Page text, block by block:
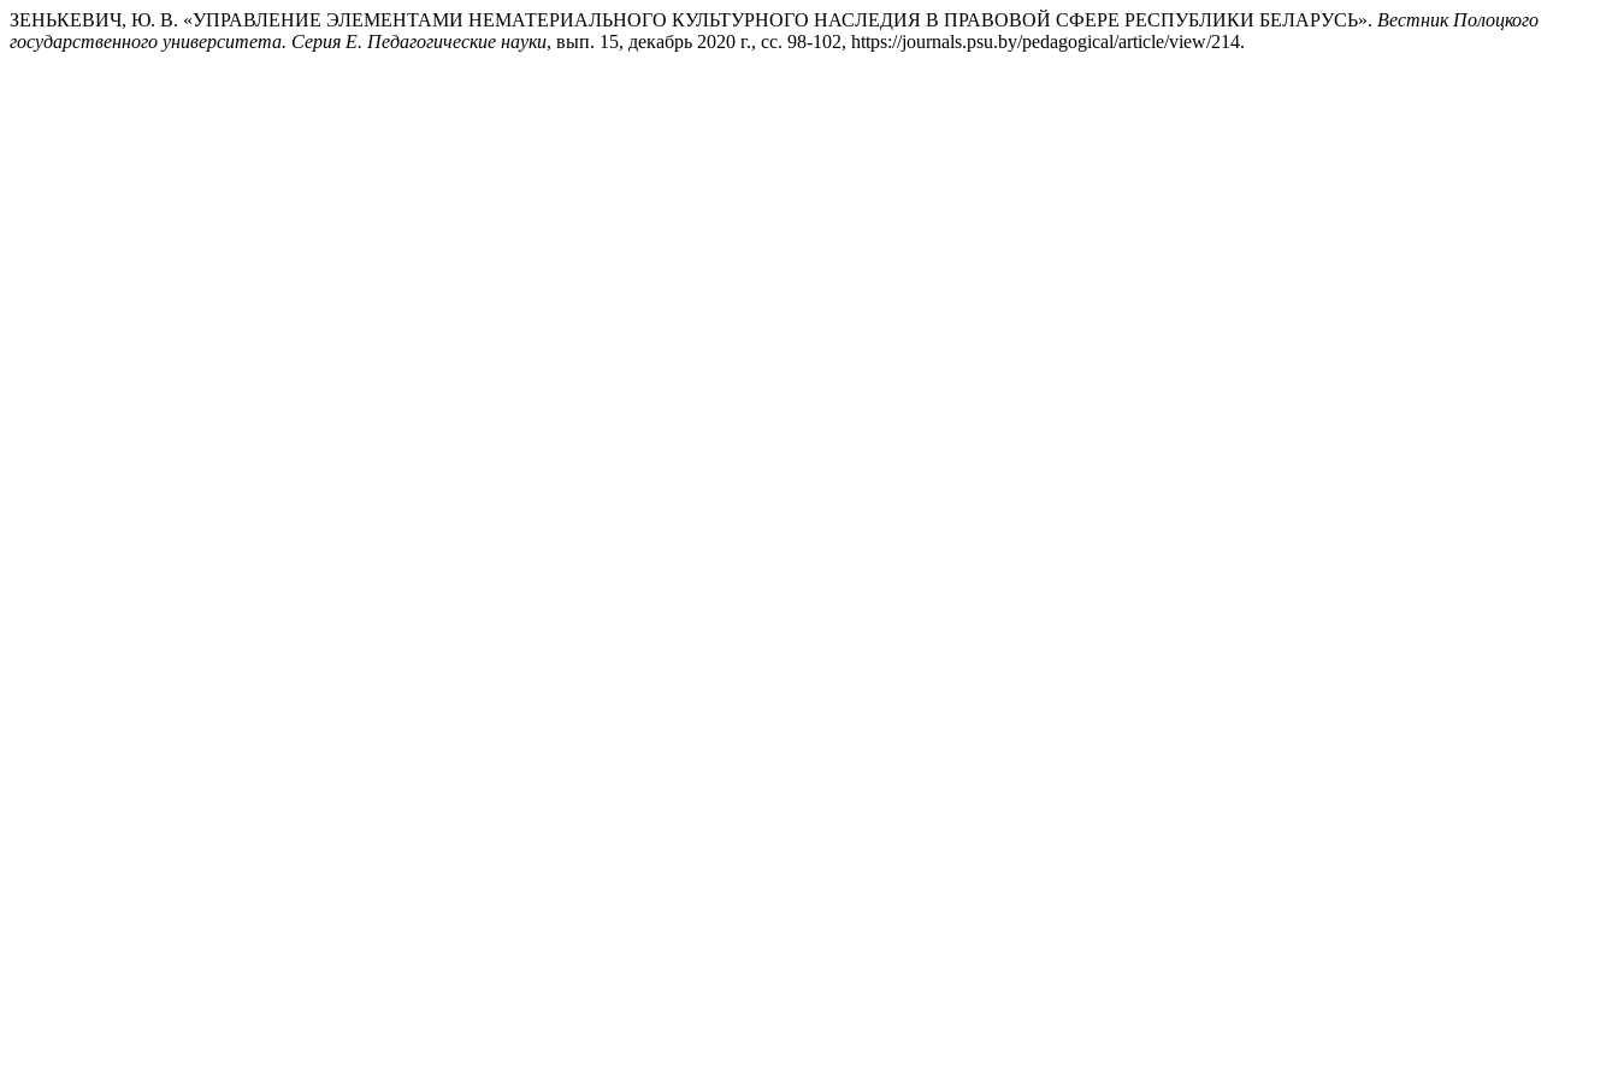
ЗЕНЬКЕВИЧ, Ю. В. «УПРАВЛЕНИЕ ЭЛЕМЕНТАМИ НЕМАТЕРИАЛЬНОГО КУЛЬТУРНОГО НАСЛЕДИЯ В ПРАВОВОЙ СФЕРЕ РЕСПУБЛИКИ БЕЛАРУСЬ». Вестник Полоцкого
государственного университета. Серия E. Педагогические науки, вып. 15, декабрь 2020 г., сс. 98-102, https://journals.psu.by/pedagogical/article/view/214.